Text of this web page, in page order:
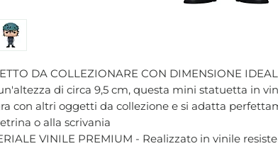
DA COLLEZIONARE CON DIMENSIONE
di circa 9,5 cm, questa mini statuetta in
con altri oggetti da collezione e si adatta
o alla scrivania
VINILE PREMIUM - Realizzato in vinile